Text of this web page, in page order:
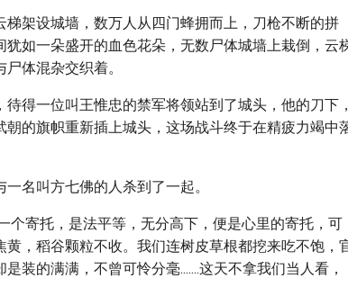
架设城墙，数万人从四门蜂拥而上，刀枪不断的拼
如一朵盛开的血色花朵，无数尸体城墙上栽倒，云
体混杂交织着。
得一位叫王惟忠的禁军将领站到了城头，他的刀下，
的旗帜重新插上城头，这场战斗终于在精疲力竭中
名叫方七佛的人杀到了一起。
个寄托，是法平等，无分高下，便是心里的寄托，可
，稻谷颗粒不收。我们连树皮草根都挖来吃不饱，
装的满满，不曾可怜分毫.......这天不拿我们当人看，